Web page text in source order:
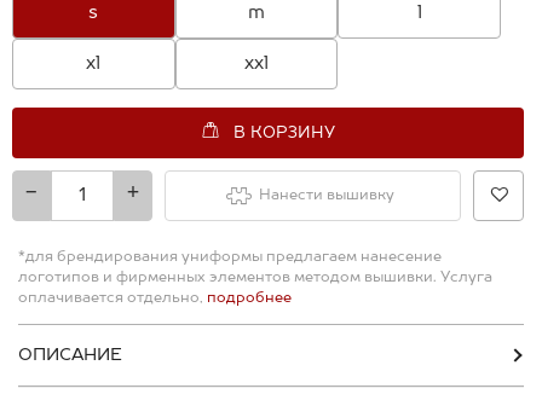
s m l
xl xxl
+
-
В КОРЗИНУ
Нанести вышивку
*для брендирования униформы предлагаем нанесение
логотипов и фирменных элементов методом вышивки. Услуга
оплачивается отдельно, подробнее
ОПИСАНИЕ